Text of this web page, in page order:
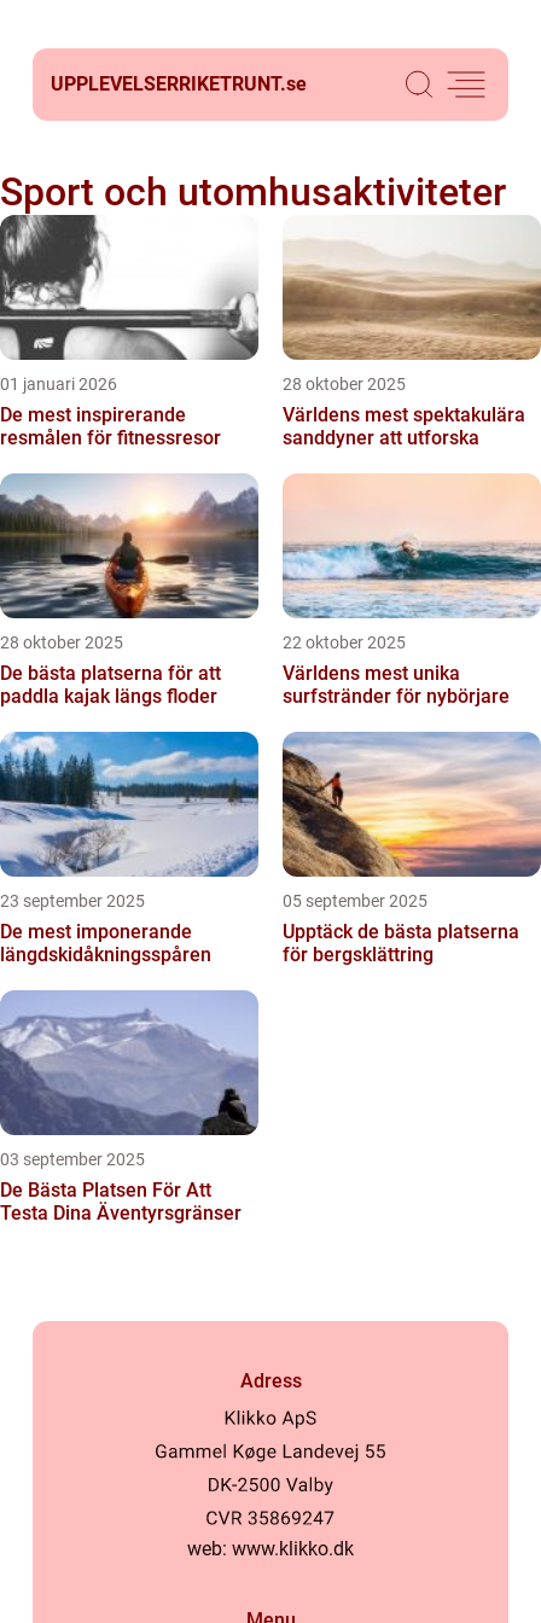
UPPLEVELSERRIKETRUNT.se
Sport och utomhusaktiviteter
01 januari 2026
De mest inspirerande
resmålen för fitnessresor
28 oktober 2025
Världens mest spektakulära
sanddyner att utforska
28 oktober 2025
De bästa platserna för att
paddla kajak längs floder
22 oktober 2025
Världens mest unika
surfstränder för nybörjare
23 september 2025
De mest imponerande
längdskidåkningsspåren
05 september 2025
Upptäck de bästa platserna
för bergsklättring
03 september 2025
De Bästa Platsen För Att
Testa Dina Äventyrsgränser
Adress
web: www.klikko.dk